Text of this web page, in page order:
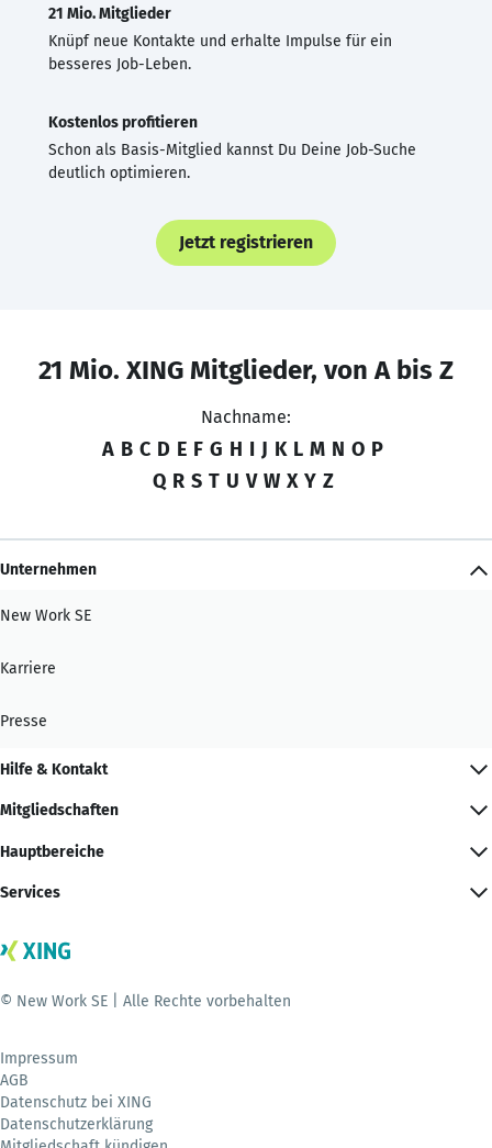
21 Mio. Mitglieder
Knüpf neue Kontakte und erhalte Impulse für ein
besseres Job-Leben.
Kostenlos profitieren
Schon als Basis-Mitglied kannst Du Deine Job-Suche
deutlich optimieren.
Jetzt registrieren
21 Mio. XING Mitglieder, von A bis Z
Nachname:
A B C D E F G H I J K L M N O P
Q R S T U V W X Y Z
Unternehmen
New Work SE
Karriere
Presse
Hilfe & Kontakt
Mitgliedschaften
Hauptbereiche
Services
© New Work SE | Alle Rechte vorbehalten
Impressum
AGB
Datenschutz bei XING
Datenschutzerklärung